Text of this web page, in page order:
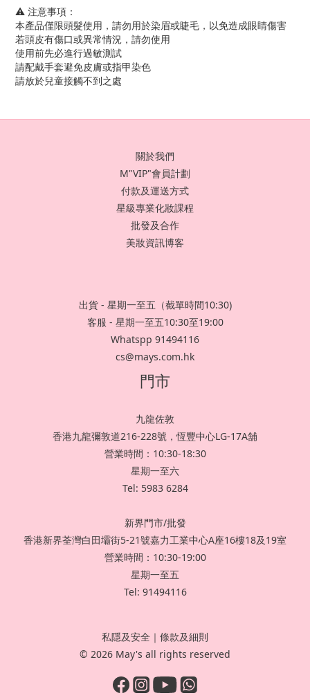
⚠️ 注意事項：
本產品僅限頭髮使用，請勿用於染眉或睫毛，以免造成眼睛傷害
若頭皮有傷口或異常情況，請勿使用
使用前先必進行過敏測試
請配戴手套避免皮膚或指甲染色
請放於兒童接觸不到之處
關於我們
M"VIP"會員計劃
付款及運送方式
星級專業化妝課程
批發及合作
美妝資訊博客
出貨 - 星期一至五（截單時間10:30)
客服 - 星期一至五10:30至19:00
Whatspp 91494116
cs@mays.com.hk
門市
九龍佐敦
香港九龍彌敦道216-228號，恆豐中心LG-17A舖
營業時間：10:30-18:30
星期一至六
Tel: 5983 6284
新界門市/批發
香港新界荃灣白田壩街5-21號嘉力工業中心A座16樓18及19室
營業時間：10:30-19:00
星期一至五
Tel: 91494116
私隱及安全 ｜ 條款及細則
© 2026 May's all rights reserved